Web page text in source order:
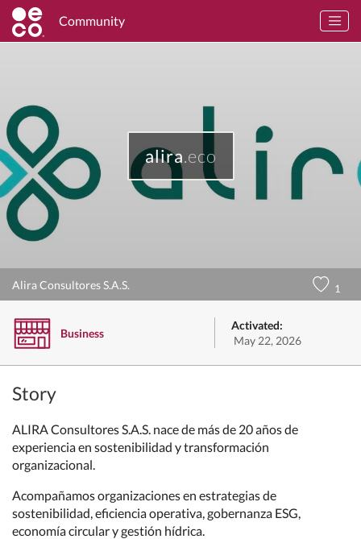
Community
alira.eco
Alira Consultores S.A.S. 1
Business
Activated:
May 22, 2026
Story
ALIRA Consultores S.A.S. nace de más de 20 años de
experiencia en sostenibilidad y transformación
organizacional.
Acompañamos organizaciones en estrategias de
sostenibilidad, eficiencia operativa, gobernanza ESG,
economía circular y gestión hídrica.